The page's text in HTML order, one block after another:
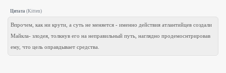
Цитата (Kitten)
Впрочем, как ни крути, а суть не меняется - именно действия атлантийцев создали
Майкла- злодея, толкнув его на неправильный путь, наглядно продемоснтрировав
ему, что цель оправдывает средства.